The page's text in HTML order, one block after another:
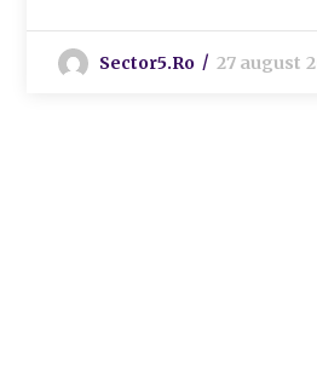
Sector5.ro 27 august